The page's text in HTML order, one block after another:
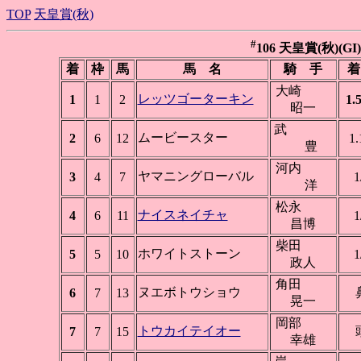
TOP 天皇賞(秋)
#106 天皇賞(秋
着
枠 馬 馬 名 騎 手
1 1 2 レッツゴーターキン
大崎
昭一
2 6 12 ムービースター
武
豊
3 4 7 ヤマニングローバル
河内
洋
4 6 11 ナイスネイチャ
松永
昌博
5 5 10 ホワイトストーン
柴田
政人
6 7 13 ヌエボトウショウ
角田
晃一
7 7 15 トウカイテイオー
岡部
幸雄